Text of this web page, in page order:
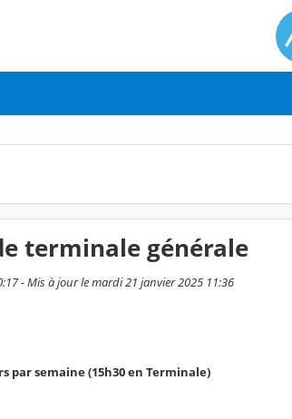
terminale générale
- Mis à jour le mardi 21 janvier 2025 11:36
par semaine (15h30 en Terminale)